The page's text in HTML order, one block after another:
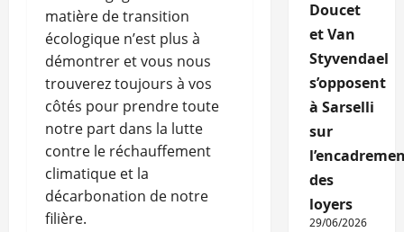
matière de transition
écologique n’est plus à
démontrer et vous nous
trouverez toujours à vos
côtés pour prendre toute
notre part dans la lutte
contre le réchauffement
climatique et la
décarbonation de notre
filière.
Doucet
et Van
Styvendael
s’opposent
à Sarselli
sur
des
loyers
29/06/2026